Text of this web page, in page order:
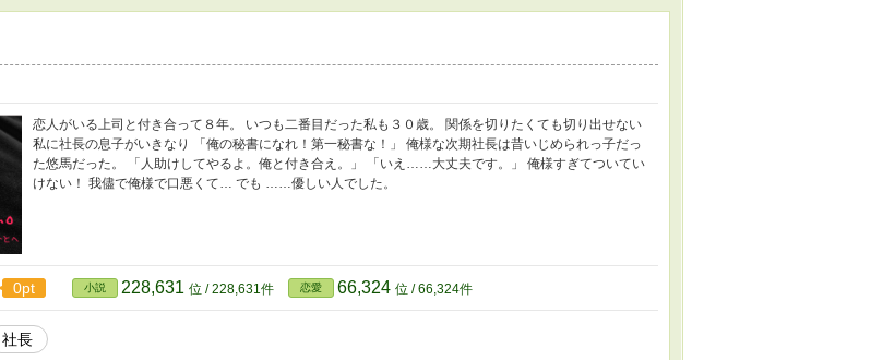
恋人がいる上司と付き合って８年。 いつも二番目だった私も３０歳。 関係を切りたくても切り出せない
私に社長の息子がいきなり 「俺の秘書になれ！第一秘書な！」 俺様な次期社長は昔いじめられっ子だっ
た悠馬だった。 「人助けしてやるよ。俺と付き合え。」 「いえ……大丈夫です。」 俺様すぎてついてい
けない！ 我儘で俺様で口悪くて… でも ……優しい人でした。
0pt 小説 228,631 位 / 228,631件 恋愛 66,324 位 / 66,324件
社長